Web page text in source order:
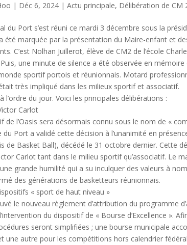
| Déc 6, 2024 |Actu principale, Délibération de CM
du Port s’est réuni ce mardi 3 décembre sous la
a été marquée par la présentation du Maire-enfant et
C’est Nolhan Juillerot, élève de CM2 de l’école
une minute de silence a été observée en
sportif portois et réunionnais. Motard
très impliqué dans les milieux sportif et associatif.
l’ordre du jour. Voici les principales délibérations :
Carlot
de l’Oasis sera désormais connu sous le nom de «
du Port a validé cette décision à l’unanimité en
de Basket Ball), décédé le 31 octobre dernier. Cette
Carlot tant dans le milieu sportif qu’associatif. Le
grande humilité qui a su inculquer des valeurs à
des générations de basketteurs réunionnais.
« sport de haut niveau »
le nouveau règlement d’attribution du programme
du dispositif de « Bourse d’Excellence ».
seront simplifiées ; une bourse municipale
une autre pour les compétitions hors calendrier